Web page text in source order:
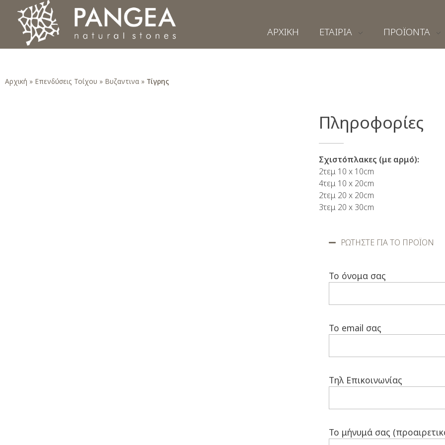
Φυσικά Πετρώματα PANGEA
Ο υπέροχος κόσμος της Φυσικής Πέτρας
ΑΡΧΙΚΗ ΕΤΑΙΡΙΑ ΠΡΟΪΟΝΤΑ
Αρχική » Επενδύσεις Τοίχου » Βυζαντινα » Τίγρης
Πληροφορίες
Σχιστόπλακες (με αρμό):
2τεμ 10 x 10cm
4τεμ 10 x 20cm
2τεμ 20 x 20cm
3τεμ 20 x 30cm
ΡΩΤΗΣΤΕ ΓΙΑ ΤΟ ΠΡΟΪΟΝ
Το όνομα σας
Το email σας
Τηλ Επικοινωνίας
Το μήνυμά σας